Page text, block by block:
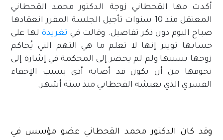
أكدت مها القحطاني زوجة الدكتور محمد القحطاني
المعتقل منذ 10 سنوات تأجيل الجلسة المقرر انعقادها
صباح اليوم دون ذكر تفاصيل. وقالت في تغريدةلها على
حسابها تويتر إنها لا تعلم ما هي التهم التي يُحاكم
زوجها بسببها ولم لم يحضر إلى المحكمة في إشارة إلى
تخوفها من أن يكون قد أصابه أذى بسبب الإخفاء
القسري الذي يعيشه القحطاني منذ ستة أشهر.
وقد كان الدكتور محمد القحطاني عضو مؤسس في